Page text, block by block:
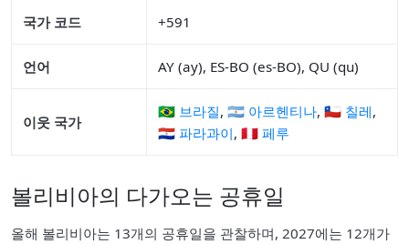
국가 코드 +591
언어 AY (ay), ES-BO (es-BO), QU (qu)
이웃 국가
🇧🇷 브라질, 🇦🇷 아르헨티나, 🇨🇱 칠레,
🇵🇾 파라과이, 🇵🇪 페루
볼리비아의 다가오는 공휴일
올해 볼리비아는 13개의 공휴일을 관찰하며, 2027에는 12개가